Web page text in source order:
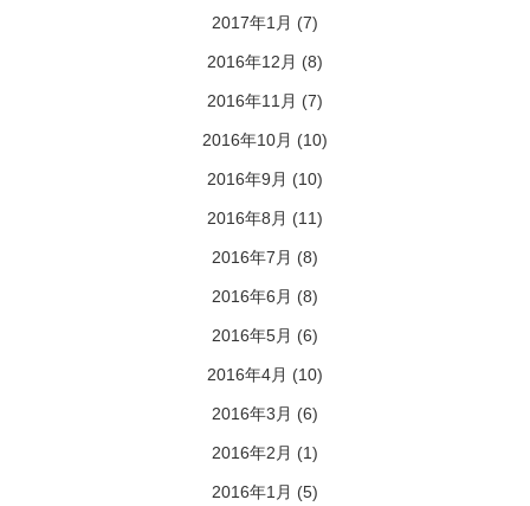
2017年1月 (7)
2016年12月 (8)
2016年11月 (7)
2016年10月 (10)
2016年9月 (10)
2016年8月 (11)
2016年7月 (8)
2016年6月 (8)
2016年5月 (6)
2016年4月 (10)
2016年3月 (6)
2016年2月 (1)
2016年1月 (5)